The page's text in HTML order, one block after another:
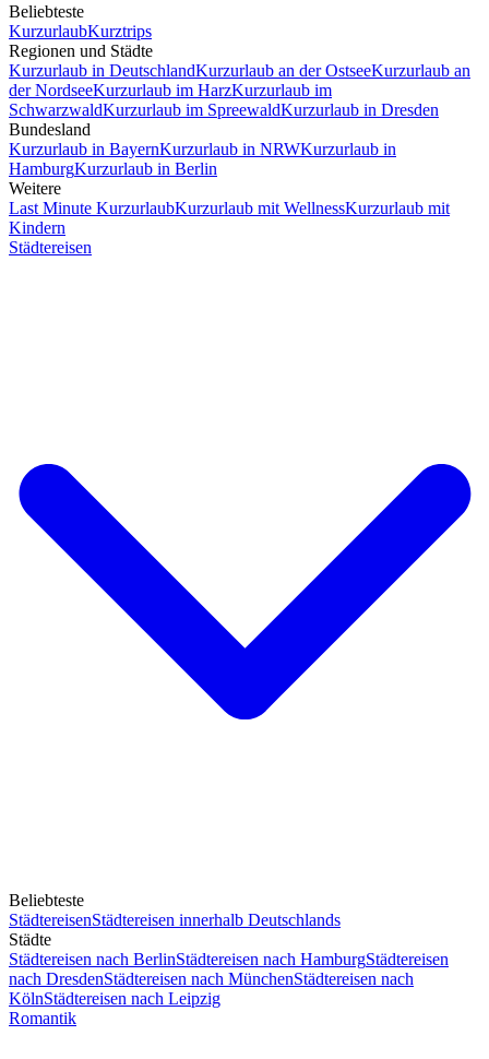
Beliebteste
KurzurlaubKurztrips
Regionen und Städte
Kurzurlaub in DeutschlandKurzurlaub an der OstseeKurzurlaub an
der NordseeKurzurlaub im HarzKurzurlaub im
SchwarzwaldKurzurlaub im SpreewaldKurzurlaub in Dresden
Bundesland
Kurzurlaub in BayernKurzurlaub in NRWKurzurlaub in
HamburgKurzurlaub in Berlin
Weitere
Last Minute KurzurlaubKurzurlaub mit WellnessKurzurlaub mit
Kindern
Städtereisen
Beliebteste
StädtereisenStädtereisen innerhalb Deutschlands
Städte
Städtereisen nach BerlinStädtereisen nach HamburgStädtereisen
nach DresdenStädtereisen nach MünchenStädtereisen nach
KölnStädtereisen nach Leipzig
Romantik